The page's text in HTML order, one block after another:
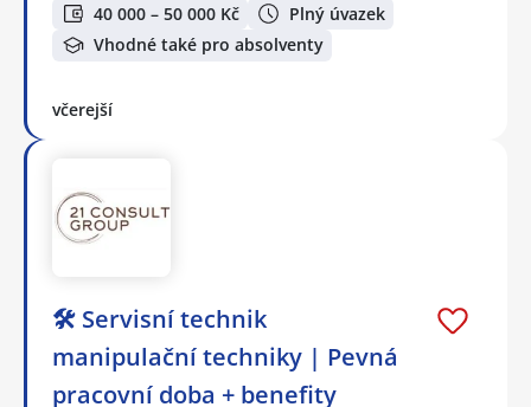
40 000 – 50 000 Kč
Plný úvazek
Vhodné také pro absolventy
včerejší
🛠️ Servisní technik
manipulační techniky | Pevná
pracovní doba + benefity